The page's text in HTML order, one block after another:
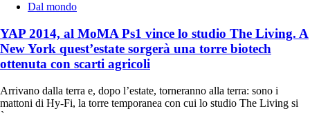
Dal mondo
YAP 2014, al MoMA Ps1 vince lo studio The Living. A
New York quest’estate sorgerà una torre biotech
ottenuta con scarti agricoli
Arrivano dalla terra e, dopo l’estate, torneranno alla terra: sono i
mattoni di Hy-Fi, la torre temporanea con cui lo studio The Living si